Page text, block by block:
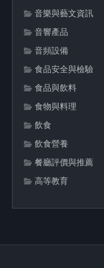
音樂與藝文資訊
音響產品
音頻設備
食品安全與檢驗
食品與飲料
食物與料理
飲食
飲食營養
餐廳評價與推薦
高等教育